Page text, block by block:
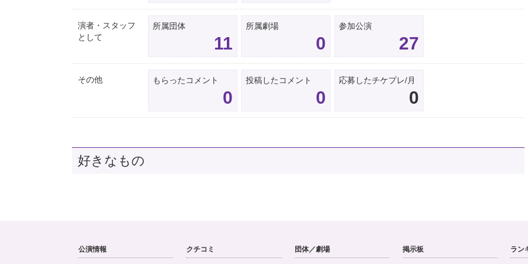
演者・スタッフ
として
所属団体
11
所属劇場
0
参加公演
27
その他 もらったコメント
0
投稿したコメント
0
応募したチケプレ/月
0
好きなもの
公演情報 クチコミ 団体／劇場 掲示板 ラン